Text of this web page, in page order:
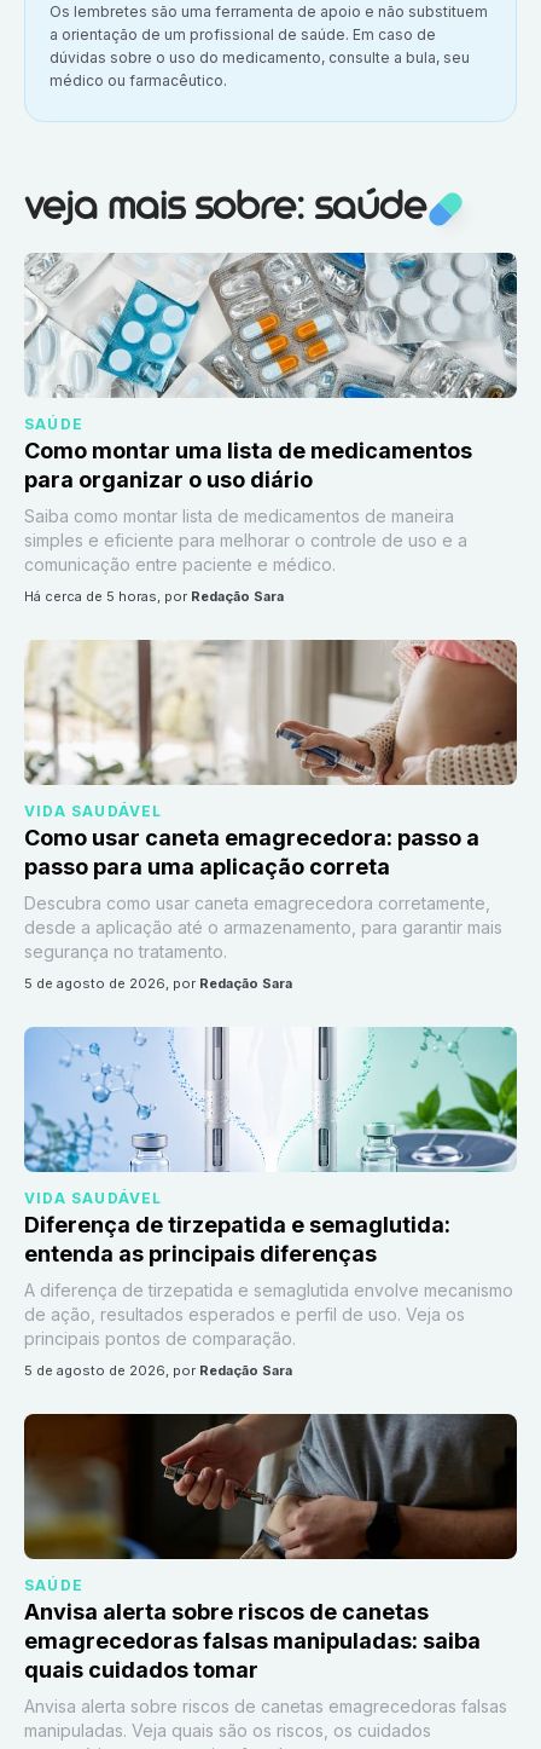
Aviso importante:
Os lembretes são uma ferramenta de apoio e não substituem
a orientação de um profissional de saúde. Em caso de
dúvidas sobre o uso do medicamento, consulte a bula, seu
médico ou farmacêutico.
Veja mais sobre:Saúde
veja mais sobre: saúde
SAÚDE
Como montar uma lista de medicamentos
para organizar o uso diário
Saiba como montar lista de medicamentos de maneira
simples e eficiente para melhorar o controle de uso e a
comunicação entre paciente e médico.
há cerca de 5 horas, por Redação Sara
VIDA SAUDÁVEL
Como usar caneta emagrecedora: passo a
passo para uma aplicação correta
Descubra como usar caneta emagrecedora corretamente,
desde a aplicação até o armazenamento, para garantir mais
segurança no tratamento.
5 de agosto de 2026, por Redação Sara
VIDA SAUDÁVEL
Diferença de tirzepatida e semaglutida:
entenda as principais diferenças
A diferença de tirzepatida e semaglutida envolve mecanismo
de ação, resultados esperados e perfil de uso. Veja os
principais pontos de comparação.
5 de agosto de 2026, por Redação Sara
SAÚDE
Anvisa alerta sobre riscos de canetas
emagrecedoras falsas manipuladas: saiba
quais cuidados tomar
Anvisa alerta sobre riscos de canetas emagrecedoras falsas
manipuladas. Veja quais são os riscos, os cuidados